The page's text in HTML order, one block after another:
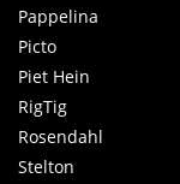
Pappelina
Picto
Piet Hein
RigTig
Rosendahl
Stelton